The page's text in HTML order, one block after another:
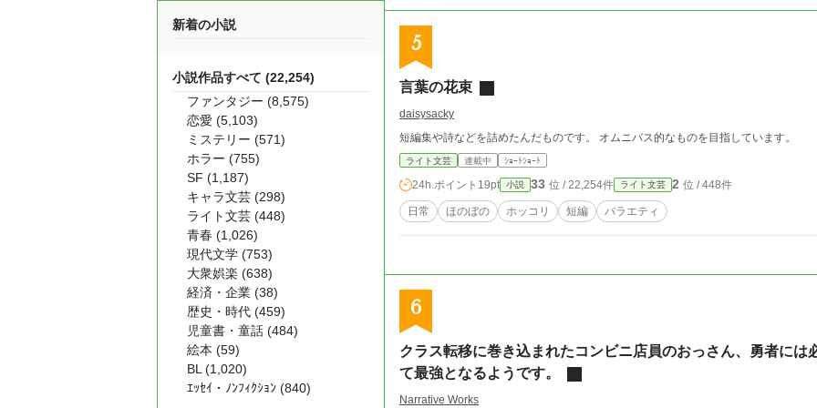
5
言葉の花束
daisysacky
短編集や詩などを詰めたんだものです。 オムニバス的なものを目指しています。
ライト文芸 連載中 ｼｮｰﾄｼｮｰﾄ
24h.ポイント 19pt 小説 33 位 / 22,254件 ライト文芸 2 位 / 448件
日常 ほのぼの ホッコリ 短編 バラエティ
6
クラス転移に巻き込まれたコンビニ店員のおっさん、勇者には
て最強となるようです。
Narrative Works
新着の小説
小説作品すべて (22,254)
ファンタジー (8,575)
恋愛 (5,103)
ミステリー (571)
ホラー (755)
SF (1,187)
キャラ文芸 (298)
ライト文芸 (448)
青春 (1,026)
現代文学 (753)
大衆娯楽 (638)
経済・企業 (38)
歴史・時代 (459)
児童書・童話 (484)
絵本 (59)
BL (1,020)
ｴｯｾｲ・ﾉﾝﾌｨｸｼｮﾝ (840)